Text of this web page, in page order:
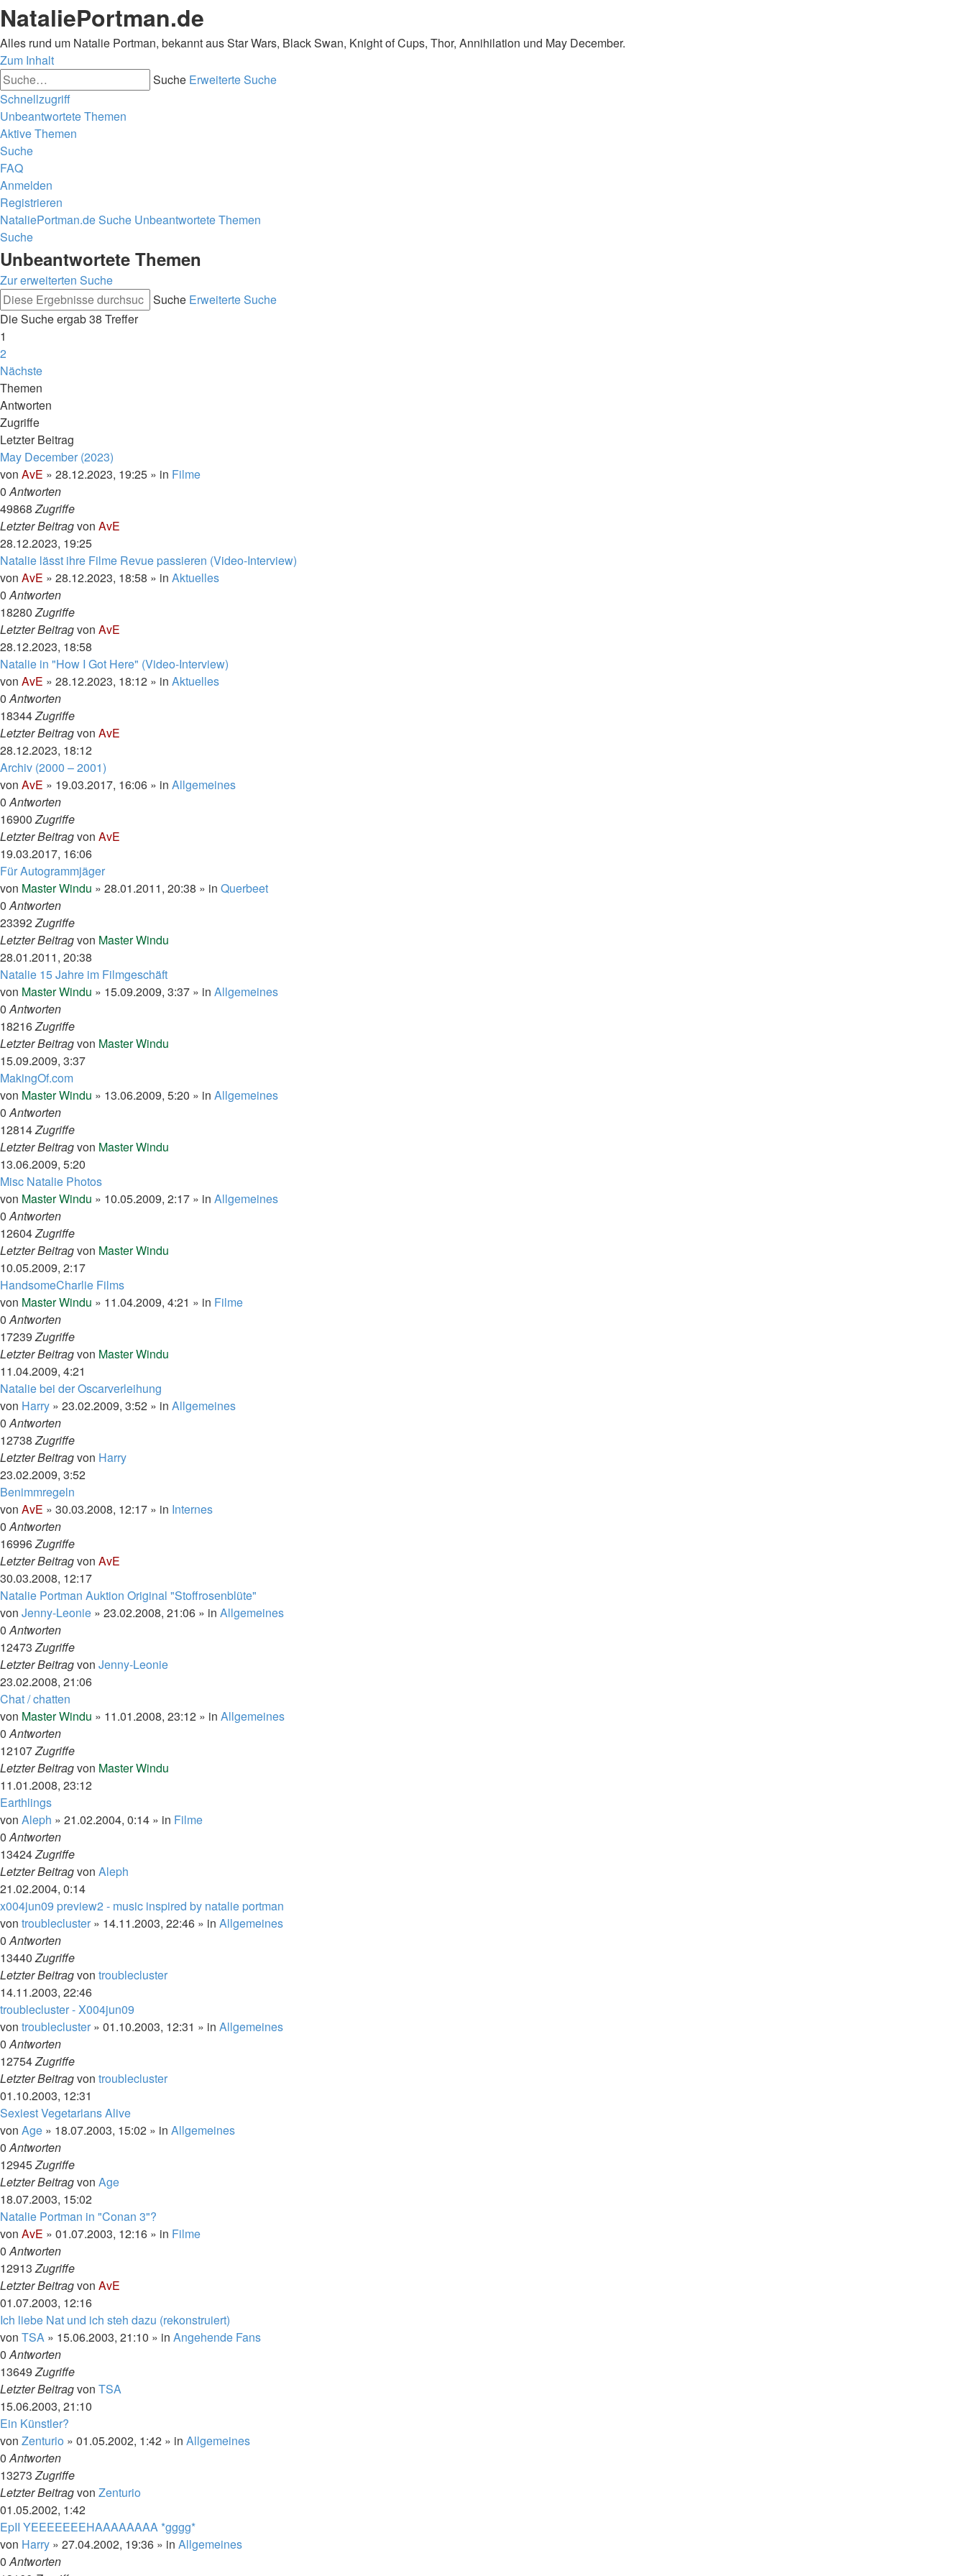
NataliePortman.de
Alles rund um Natalie Portman, bekannt aus Star Wars, Black Swan, Knight of Cups, Thor, Annihilation und May December.
Zum Inhalt
Suche Erweiterte Suche
Schnellzugriff
Unbeantwortete Themen
Aktive Themen
Suche
FAQ
Anmelden
Registrieren
NataliePortman.deSuche Unbeantwortete Themen
Suche
Unbeantwortete Themen
Zur erweiterten Suche
Suche Erweiterte Suche
Die Suche ergab 38 Treffer
1
2
Nächste
Themen
Antworten
Zugriffe
Letzter Beitrag
May December (2023)
von AvE » 28.12.2023, 19:25 » in Filme
0Antworten
49868Zugriffe
Letzter Beitragvon AvE
28.12.2023, 19:25
Natalie lässt ihre Filme Revue passieren (Video-Interview)
von AvE » 28.12.2023, 18:58 » in Aktuelles
0Antworten
18280Zugriffe
Letzter Beitragvon AvE
28.12.2023, 18:58
Natalie in "How I Got Here" (Video-Interview)
von AvE » 28.12.2023, 18:12 » in Aktuelles
0Antworten
18344Zugriffe
Letzter Beitragvon AvE
28.12.2023, 18:12
Archiv (2000 – 2001)
von AvE » 19.03.2017, 16:06 » in Allgemeines
0Antworten
16900Zugriffe
Letzter Beitragvon AvE
19.03.2017, 16:06
Für Autogrammjäger
von Master Windu » 28.01.2011, 20:38 » in Querbeet
0Antworten
23392Zugriffe
Letzter Beitragvon Master Windu
28.01.2011, 20:38
Natalie 15 Jahre im Filmgeschäft
von Master Windu » 15.09.2009, 3:37 » in Allgemeines
0Antworten
18216Zugriffe
Letzter Beitragvon Master Windu
15.09.2009, 3:37
MakingOf.com
von Master Windu » 13.06.2009, 5:20 » in Allgemeines
0Antworten
12814Zugriffe
Letzter Beitragvon Master Windu
13.06.2009, 5:20
Misc Natalie Photos
von Master Windu » 10.05.2009, 2:17 » in Allgemeines
0Antworten
12604Zugriffe
Letzter Beitragvon Master Windu
10.05.2009, 2:17
HandsomeCharlie Films
von Master Windu » 11.04.2009, 4:21 » in Filme
0Antworten
17239Zugriffe
Letzter Beitragvon Master Windu
11.04.2009, 4:21
Natalie bei der Oscarverleihung
von Harry » 23.02.2009, 3:52 » in Allgemeines
0Antworten
12738Zugriffe
Letzter Beitragvon Harry
23.02.2009, 3:52
Benimmregeln
von AvE » 30.03.2008, 12:17 » in Internes
0Antworten
16996Zugriffe
Letzter Beitragvon AvE
30.03.2008, 12:17
Natalie Portman Auktion Original "Stoffrosenblüte"
von Jenny-Leonie » 23.02.2008, 21:06 » in Allgemeines
0Antworten
12473Zugriffe
Letzter Beitragvon Jenny-Leonie
23.02.2008, 21:06
Chat / chatten
von Master Windu » 11.01.2008, 23:12 » in Allgemeines
0Antworten
12107Zugriffe
Letzter Beitragvon Master Windu
11.01.2008, 23:12
Earthlings
von Aleph » 21.02.2004, 0:14 » in Filme
0Antworten
13424Zugriffe
Letzter Beitragvon Aleph
21.02.2004, 0:14
x004jun09 preview2 - music inspired by natalie portman
von troublecluster » 14.11.2003, 22:46 » in Allgemeines
0Antworten
13440Zugriffe
Letzter Beitragvon troublecluster
14.11.2003, 22:46
troublecluster - X004jun09
von troublecluster » 01.10.2003, 12:31 » in Allgemeines
0Antworten
12754Zugriffe
Letzter Beitragvon troublecluster
01.10.2003, 12:31
Sexiest Vegetarians Alive
von Age » 18.07.2003, 15:02 » in Allgemeines
0Antworten
12945Zugriffe
Letzter Beitragvon Age
18.07.2003, 15:02
Natalie Portman in "Conan 3"?
von AvE » 01.07.2003, 12:16 » in Filme
0Antworten
12913Zugriffe
Letzter Beitragvon AvE
01.07.2003, 12:16
Ich liebe Nat und ich steh dazu (rekonstruiert)
von TSA » 15.06.2003, 21:10 » in Angehende Fans
0Antworten
13649Zugriffe
Letzter Beitragvon TSA
15.06.2003, 21:10
Ein Künstler?
von Zenturio » 01.05.2002, 1:42 » in Allgemeines
0Antworten
13273Zugriffe
Letzter Beitragvon Zenturio
01.05.2002, 1:42
EpII YEEEEEEEHAAAAAAAA *gggg*
von Harry » 27.04.2002, 19:36 » in Allgemeines
0Antworten